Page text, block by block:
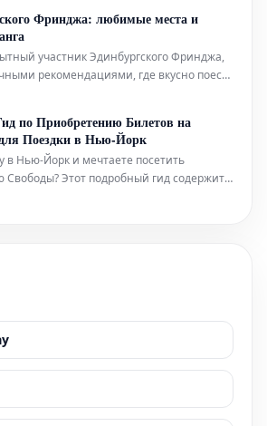
легендарном регионе.
Фринджа: любимые места и
участник Эдинбургского Фринджа,
рекомендациями, где вкусно поесть
в этом году. Он также указывает
по Приобретению Билетов на
Поездки в Нью-Йорк
в Нью-Йорк и мечтаете посетить
Этот подробный гид содержит
которая поможет вам легко